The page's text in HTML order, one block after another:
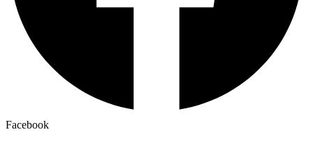
Facebook